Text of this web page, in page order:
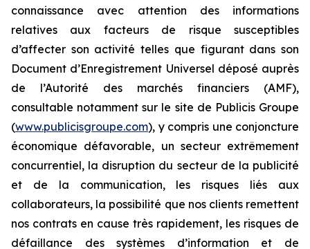
connaissance avec attention des informations
relatives aux facteurs de risque susceptibles
d’affecter son activité telles que figurant dans son
Document d’Enregistrement Universel déposé auprès
de l’Autorité des marchés financiers (AMF),
consultable notamment sur le site de Publicis Groupe
(www.publicisgroupe.com), y compris une conjoncture
économique défavorable, un secteur extrêmement
concurrentiel, la disruption du secteur de la publicité
et de la communication, les risques liés aux
collaborateurs, la possibilité que nos clients remettent
nos contrats en cause très rapidement, les risques de
défaillance des systèmes d’information et de